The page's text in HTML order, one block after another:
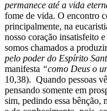
permanece até a vida
fome de vida. O encontro
principalmente, na
nosso coração insatisfeito
somos chamados a
pelo poder do Espírito
manifesta “como Deus o
10,38). Quando pessoas
pensando somente em
sim, pedindo essa bênção,